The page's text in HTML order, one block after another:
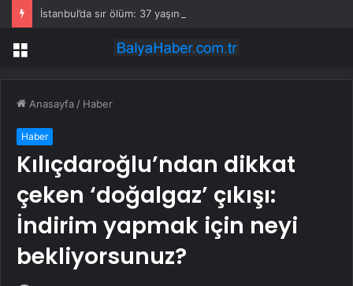
Menü
Anasayfa / Haber
Haber
Kılıçdaroğlu’ndan dikkat
çeken ‘doğalgaz’ çıkışı:
İndirim yapmak için neyi
bekliyorsunuz?